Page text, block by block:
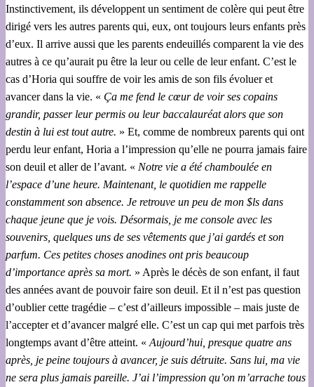
Instinctivement, ils développent un sentiment de colère qui peut être
dirigé vers les autres parents qui, eux, ont toujours leurs enfants près
d’eux. Il arrive aussi que les parents endeuillés comparent la vie des
autres à ce qu’aurait pu être la leur ou celle de leur enfant. C’est le
cas d’Horia qui souffre de voir les amis de son fils évoluer et
avancer dans la vie. « Ça me fend le cœur de voir ses copains
grandir, passer leur permis ou leur baccalauréat alors que son
destin à lui est tout autre. » Et, comme de nombreux parents qui ont
perdu leur enfant, Horia a l’impression qu’elle ne pourra jamais faire
son deuil et aller de l’avant. « Notre vie a été chamboulée en
l’espace d’une heure. Maintenant, le quotidien me rappelle
constamment son absence. Je retrouve un peu de mon $ls dans
chaque jeune que je vois. Désormais, je me console avec les
souvenirs, quelques uns de ses vêtements que j’ai gardés et son
parfum. Ces petites choses anodines ont pris beaucoup
d’importance après sa mort. » Après le décès de son enfant, il faut
des années avant de pouvoir faire son deuil. Et il n’est pas question
d’oublier cette tragédie – c’est d’ailleurs impossible – mais juste de
l’accepter et d’avancer malgré elle. C’est un cap qui met parfois très
longtemps avant d’être atteint. « Aujourd’hui, presque quatre ans
après, je peine toujours à avancer, je suis détruite. Sans lui, ma vie
ne sera plus jamais pareille. J’ai l’impression qu’on m’arrache tous